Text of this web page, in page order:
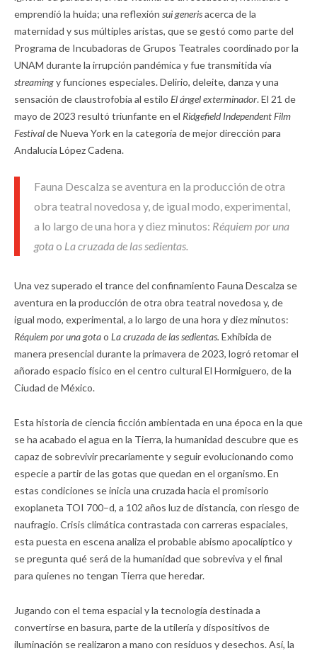
emprendió la huida; una reflexión sui generisacerca de la
maternidad y sus múltiples aristas, que se gestó como parte del
Programa de Incubadoras de Grupos Teatrales coordinado por la
UNAM durante la irrupción pandémica y fue transmitida vía
streamingy funciones especiales. Delirio, deleite, danza y una
sensación de claustrofobia al estilo El ángel exterminador. El 21 de
mayo de 2023 resultó triunfante en el Ridgefield Independent Film
Festivalde Nueva York en la categoría de mejor dirección para
Andalucía López Cadena.
Fauna Descalza se aventura en la producción de otra
obra teatral novedosa y, de igual modo, experimental,
a lo largo de una hora y diez minutos: Réquiem por una
gotao La cruzada de las sedientas.
Una vez superado el trance del confinamiento Fauna Descalza se
aventura en la producción de otra obra teatral novedosa y, de
igual modo, experimental, a lo largo de una hora y diez minutos:
Réquiem por una gotao La cruzada de las sedientas. Exhibida de
manera presencial durante la primavera de 2023, logró retomar el
añorado espacio físico en el centro cultural El Hormiguero, de la
Ciudad de México.
Esta historia de ciencia ficción ambientada en una época en la que
se ha acabado el agua en la Tierra, la humanidad descubre que es
capaz de sobrevivir precariamente y seguir evolucionando como
especie a partir de las gotas que quedan en el organismo. En
estas condiciones se inicia una cruzada hacia el promisorio
exoplaneta TOI 700–d, a 102 años luz de distancia, con riesgo de
naufragio. Crisis climática contrastada con carreras espaciales,
esta puesta en escena analiza el probable abismo apocalíptico y
se pregunta qué será de la humanidad que sobreviva y el final
para quienes no tengan Tierra que heredar.
Jugando con el tema espacial y la tecnología destinada a
convertirse en basura, parte de la utilería y dispositivos de
iluminación se realizaron a mano con residuos y desechos. Así, la